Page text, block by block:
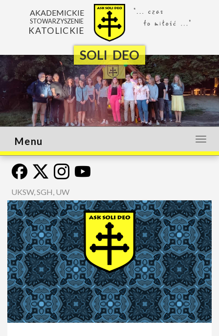
SOLI DEO
AKADEMICKIE
STOWARZYSZENIE
KATOLICKIE
lub
Menu
UKSW, SGH, UW